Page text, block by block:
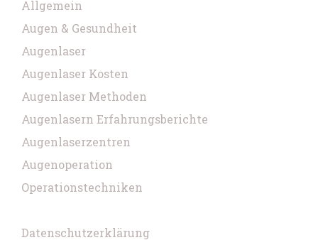
Allgemein
Augen & Gesundheit
Augenlaser
Augenlaser Kosten
Augenlaser Methoden
Augenlasern Erfahrungsberichte
Augenlaserzentren
Augenoperation
Operationstechniken
Datenschutzerklärung